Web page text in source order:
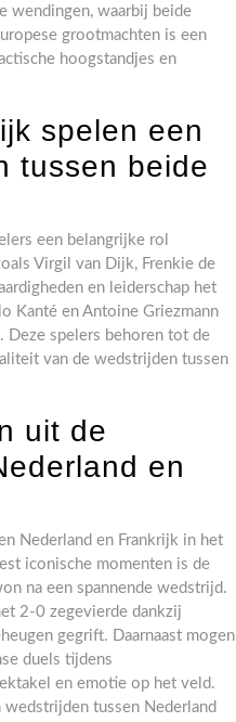
wendingen, waarbij beide
grootmachten is een
hoogstandjes en
spelen een
tussen beide
een belangrijke rol
Virgil van Dijk, Frenkie de
en leiderschap het
Kanté en Antoine Griezmann
Deze spelers behoren tot de
van de wedstrijden tussen
uit de
en
Nederland en Frankrijk in het
iconische momenten is de
na een spannende wedstrijd.
2-0 zegevierde dankzij
gegrift. Daarnaast mogen
duels tijdens
en emotie op het veld.
wedstrijden tussen Nederland